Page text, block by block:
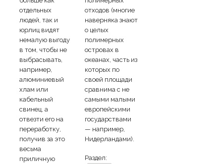
отдельных
людей, так и
юрлиц видят
немалую выгоду
в том, чтобы не
выбрасывать,
например,
алюминиевый
хлам или
кабельный
свинец, а
отвезти его на
переработку,
получив за это
весьма
приличную
отходов (многие
наверняка знают
о целых
полимерных
островах в
океанах, часть из
которых по
своей площади
сравнима с не
самыми малыми
европейскими
государствами
— например,
Нидерландами).
Раздел: